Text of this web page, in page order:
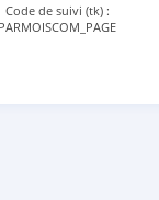
Code de suivi (tk) :
PARMOISCOM_PAGE